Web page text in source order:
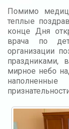
Помимо
теплые
конце Дня
врача по
организации
праздниками,
мирное небо